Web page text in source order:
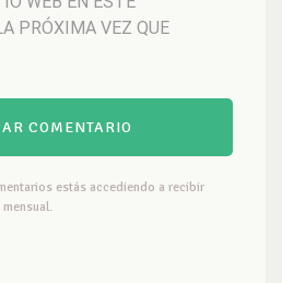
PRÓXIMA VEZ QUE
estás accediendo a recibir